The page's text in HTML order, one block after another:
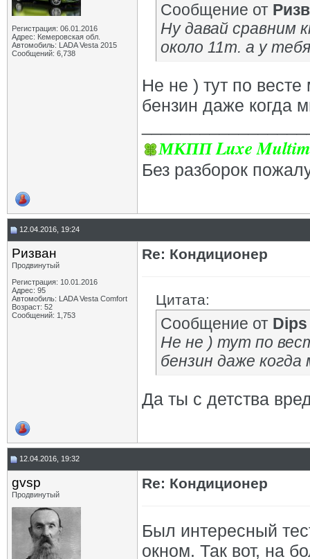
Регистрация: 06.01.2016
Адрес: Кемеровская обл.
Автомобиль: LADA Vesta 2015
Сообщений: 6,738
Сообщение от
Ну давай сравним
около 11т. а у
Не не ) тут по
бензин даже когда
МКПП Luxe
Без разборок
12.04.2016, 19:24
Ризван
Продвинутый
Регистрация: 10.01.2016
Адрес: 95
Автомобиль: LADA Vesta Сomfort
Возраст: 52
Сообщений: 1,753
Re: Кондиционер
Цитата:
Сообщение от Dips
Не не ) тут по
бензин даже
Да ты с детства
12.04.2016, 19:32
gvsp
Продвинутый
Re: Кондиционер
Был интересный
окном. Так вот, на